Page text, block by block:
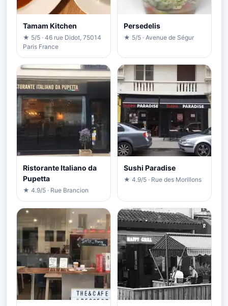
Tamam Kitchen
★ 5/5 · 46 rue Didot, 75014
Paris France
Persedelis
★ 5/5 · Avenue de Ségur
Ristorante Italiano da
Pupetta
★ 4.9/5 · Rue Brancion
Sushi Paradise
★ 4.9/5 · Rue des Morillons